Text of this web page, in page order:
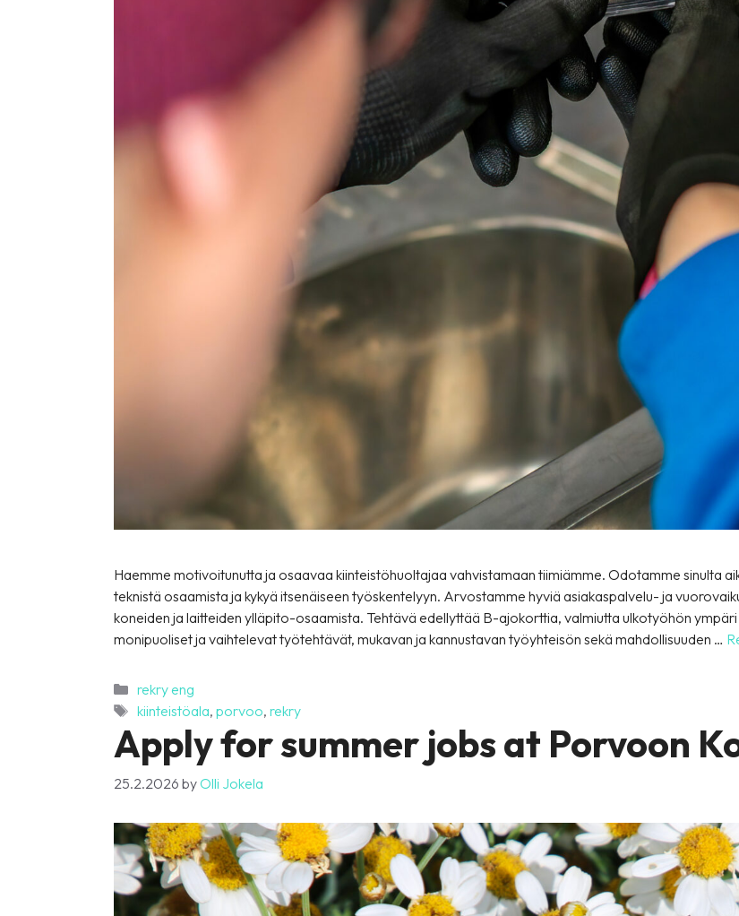
Haemme motivoitunutta ja osaavaa kiinteistöhuoltajaa vahvistamaan tiimiämme. Odotamme sinulta
teknistä osaamista ja kykyä itsenäiseen työskentelyyn. Arvostamme hyviä asiakaspalvelu- ja
koneiden ja laitteiden ylläpito-osaamista. Tehtävä edellyttää B-ajokorttia, valmiutta ulkotyöhön
monipuoliset ja vaihtelevat työtehtävät, mukavan ja kannustavan työyhteisön sekä mahdollisuuden …
Categories
rekry eng
Tags
kiinteistöala, porvoo, rekry
Apply for summer jobs at Porvoon
25.2.2026 byOlli Jokela